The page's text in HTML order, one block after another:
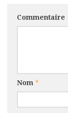
Commentaire
Nom *